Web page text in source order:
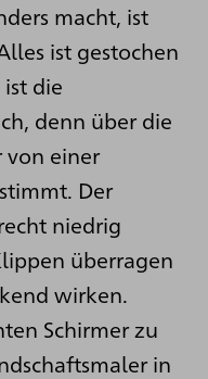
macht, ist
ist gestochen
die
denn über die
von einer
Der
niedrig
überragen
wirken.
Schirmer zu
in